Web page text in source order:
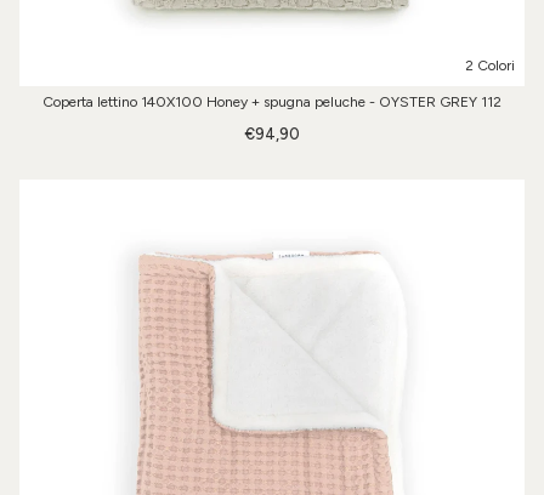
2 Colori
Coperta lettino 140X100 Honey + spugna peluche - OYSTER GREY 112
€94,90